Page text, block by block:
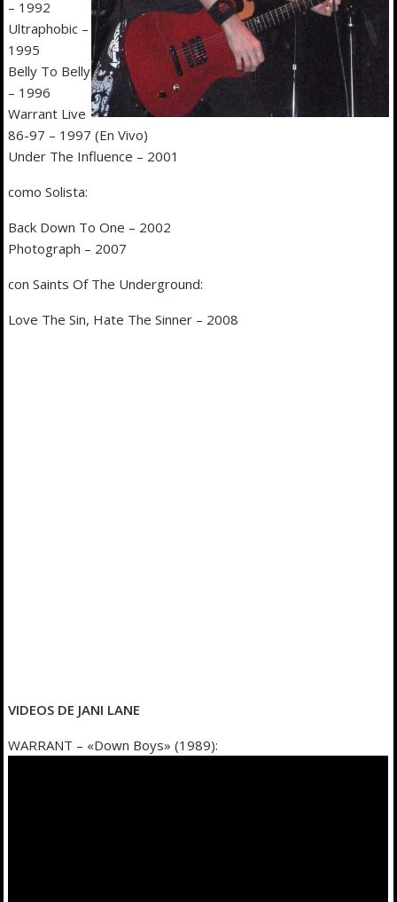
– 1992
Ultraphobic –
1995
Belly To Belly
– 1996
Warrant Live
86-97 – 1997 (En Vivo)
Under The Influence – 2001
como Solista:
Back Down To One – 2002
Photograph – 2007
con Saints Of The Underground:
Love The Sin, Hate The Sinner – 2008
VIDEOS DE JANI LANE
WARRANT – «Down Boys» (1989):